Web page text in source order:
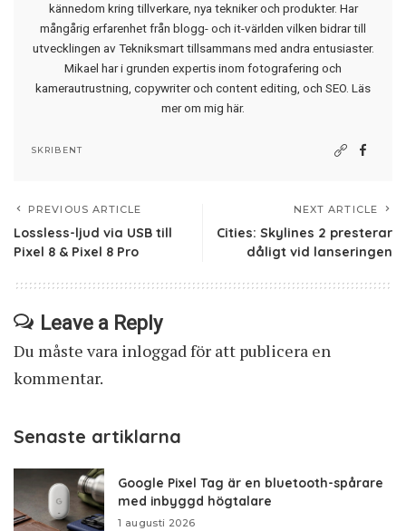
kännedom kring tillverkare, nya tekniker och produkter. Har
mångårig erfarenhet från blogg- och it-världen vilken bidrar till
utvecklingen av Tekniksmart tillsammans med andra entusiaster.
Mikael har i grunden expertis inom fotografering och
kamerautrustning, copywriter och content editing, och SEO. Läs
mer om mig här.
SKRIBENT
PREVIOUS ARTICLE
Lossless-ljud via USB till
Pixel 8 & Pixel 8 Pro
NEXT ARTICLE
Cities: Skylines 2 presterar
dåligt vid lanseringen
Leave a Reply
Du måste vara inloggadför att publicera en
kommentar.
Senaste artiklarna
Google Pixel Tag är en bluetooth-spårare
med inbyggd högtalare
1 augusti 2026